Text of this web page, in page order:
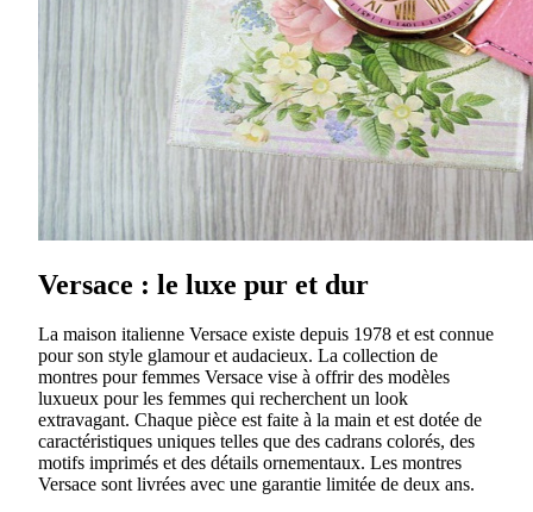
Versace : le luxe pur et dur
La maison italienne Versace existe depuis 1978 et est connue
pour son style glamour et audacieux. La collection de
montres pour femmes Versace vise à offrir des modèles
luxueux pour les femmes qui recherchent un look
extravagant. Chaque pièce est faite à la main et est dotée de
caractéristiques uniques telles que des cadrans colorés, des
motifs imprimés et des détails ornementaux. Les montres
Versace sont livrées avec une garantie limitée de deux ans.